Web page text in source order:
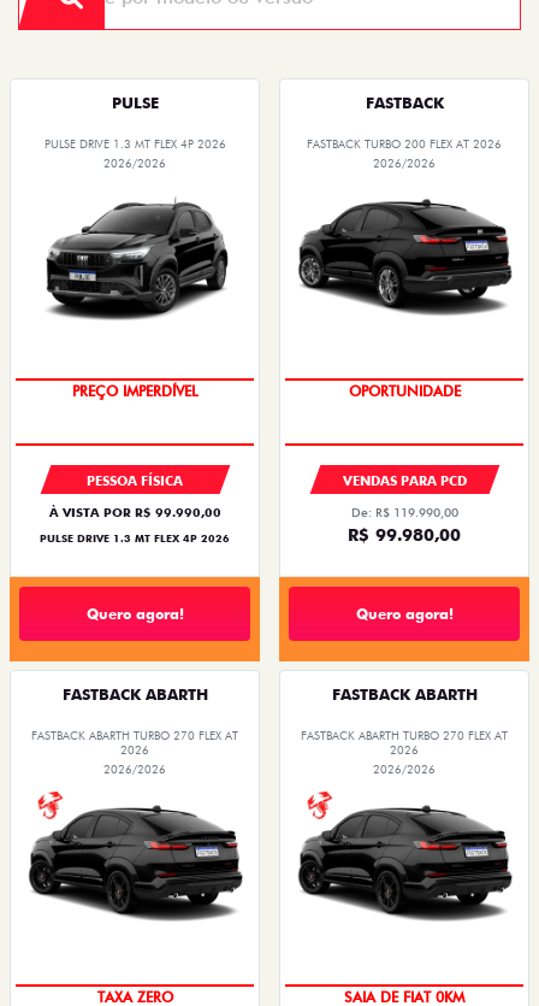
PULSE
PULSE DRIVE 1.3 MT FLEX 4P 2026
2026/2026
OPORTUNIDADE
PESSOA FÍSICA
À VISTA POR R$ 99.990,00
PULSE DRIVE 1.3 MT FLEX 4P 2026
Quero agora!
FASTBACK
FASTBACK TURBO 200 FLEX AT 2026
2026/2026
OPORTUNIDADE
VENDAS PARA PCD
De: R$ 119.990,00
R$ 99.980,00
Quero agora!
FASTBACK ABARTH
FASTBACK ABARTH TURBO 270 FLEX AT
2026
2026/2026
FASTBACK ABARTH
FASTBACK ABARTH TURBO 270 FLEX AT
2026
2026/2026